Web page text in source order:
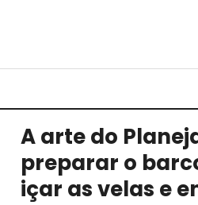
A arte do
preparar o
içar as velas e